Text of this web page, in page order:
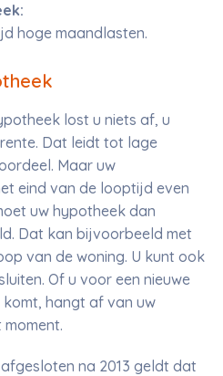
hoge maandlasten.
lost u niets af, u
Dat leidt tot lage
Maar uw
eind van de looptijd even
uw hypotheek dan
Dat kan bijvoorbeeld met
van de woning. U kunt ook
Of u voor een nieuwe
hangt af van uw
na 2013 geldt dat